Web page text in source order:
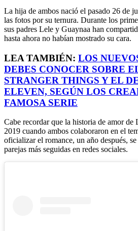
La hija de ambos nació el pasado 26 de
las fotos por su ternura. Durante los
sus padres Lele y Guaynaa han
hasta ahora no habían mostrado su cara.
LEA TAMBIÉN: LOS
DEBES CONOCER SOBRE
STRANGER THINGS Y EL
ELEVEN, SEGÚN LOS
FAMOSA SERIE
Cabe recordar que la historia de amor de
2019 cuando ambos colaboraron en el
oficializar el romance, un año después,
parejas más seguidas en redes sociales.